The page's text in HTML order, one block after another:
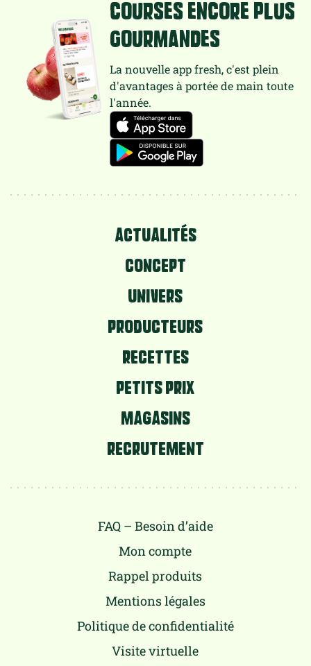
courses encore plus
gourmandes
La nouvelle app fresh, c'est plein
d'avantages à portée de main toute
l'année.
ACTUALITÉS
CONCEPT
UNIVERS
PRODUCTEURS
RECETTES
PETITS PRIX
MAGASINS
RECRUTEMENT
FAQ – Besoin d’aide
Mon compte
Rappel produits
Mentions légales
Politique de confidentialité
Visite virtuelle